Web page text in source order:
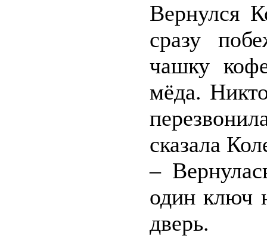
Вернулся
сразу
чашку
мёда.
сказала
–
один ключ
дверь.